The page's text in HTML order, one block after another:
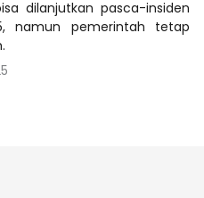
dilanjutkan pasca-insiden
namun pemerintah tetap